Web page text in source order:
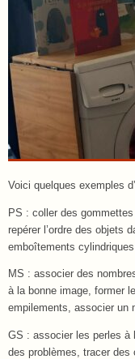
Voici quelques exemples
PS : coller des
repérer l’ordre des objets
emboîtements
MS : associer des
à la bonne image, former
empilements, associer un
GS : associer les perles à
des problèmes, tracer des